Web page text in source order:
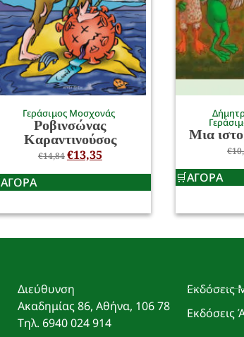
Γεράσιμος Μοσχονάς
Ροβινσώνας
Καραντινούσος
€14,84€13,35
ΑΓΟΡΑ
Μια
€
ΑΓΟΡΑ
Διεύθυνση
Ακαδημίας 86, Αθήνα, 106 78
Τηλ. 6940 024 914
Εκδόσεις
Εκδόσεις